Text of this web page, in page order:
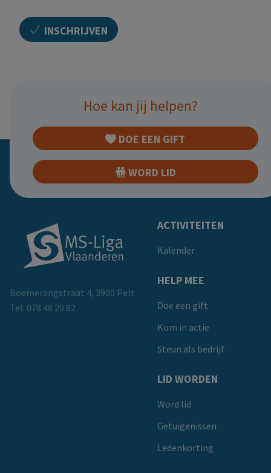
INSCHRIJVEN
Hoe kan jij helpen?
DOE EEN GIFT
WORD LID
Boemerangstraat 4, 3900 Pelt
Tel: 078 48 20 82
Doormat
ACTIVITEITEN
Kalender
HELP MEE
Doe een gift
Kom in actie
Steun als bedrijf
LID WORDEN
Word lid
Getuigenissen
Ledenkorting